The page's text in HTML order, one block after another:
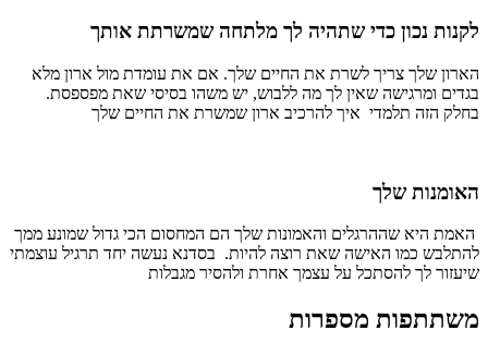
לקנות נכון כדי שתהיה לך מלתחה שמשרתת אותך
הארון שלך צריך לשרת את החיים שלך. אם את עומדת מול ארון מלא
בגדים ומרגישה שאין לך מה ללבוש, יש משהו בסיסי שאת מפספסת.
בחלק הזה תלמדי איך להרכיב ארון שמשרת את החיים שלך
האומנות שלך
האמת היא שההרגלים והאמונות שלך הם המחסום הכי גדול שמונע ממך
להתלבש כמו האישה שאת רוצה להיות. בסדנא נעשה יחד תרגיל עוצמתי
שיעזור לך להסתכל על עצמך אחרת ולהסיר מגבלות
משתתפות מספרות